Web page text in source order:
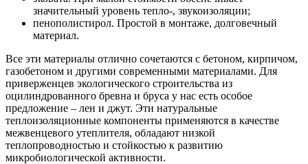
значительный уровень тепло-, звукоизоляции;
пенополистирол. Простой в монтаже, долговечный
материал.
Все эти материалы отлично сочетаются с бетоном, кирпичом,
газобетоном и другими современными материалами. Для
приверженцев экологического строительства из
оцилиндрованного бревна и бруса у нас есть особое
предложение – лен и джут. Эти натуральные
теплоизоляционные компоненты применяются в качестве
межвенцевого утеплителя, обладают низкой
теплопроводностью и стойкостью к развитию
микробиологической активности.